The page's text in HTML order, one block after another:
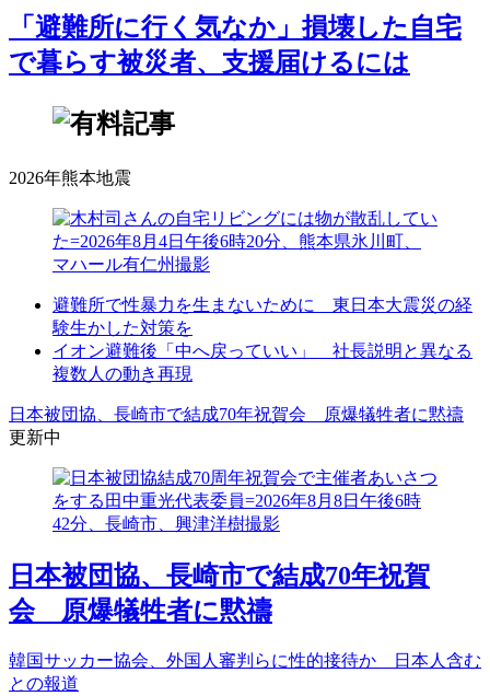
「避難所に行く気なか」損壊した自宅
で暮らす被災者、支援届けるには
2026年熊本地震
避難所で性暴力を生まないために 東日本大震災の経
験生かした対策を
イオン避難後「中へ戻っていい」 社長説明と異なる
複数人の動き再現
日本被団協、長崎市で結成70年祝賀会 原爆犠牲者に黙禱
更新中
日本被団協、長崎市で結成70年祝賀
会 原爆犠牲者に黙禱
韓国サッカー協会、外国人審判らに性的接待か 日本人含む
との報道